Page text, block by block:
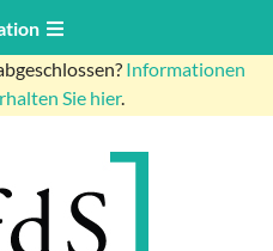
Informationen
Sie hier.